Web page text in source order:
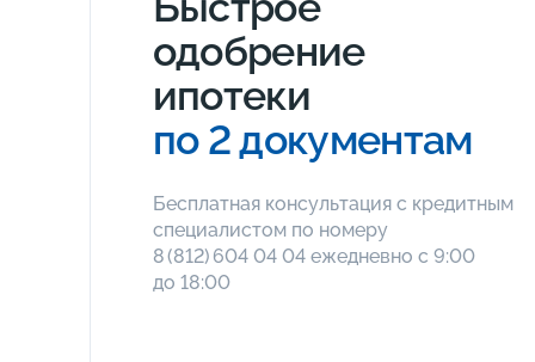
одобрение
ипотеки
по 2 документам
Бесплатная консультация с кредитным
специалистом по номеру
8 (812) 604 04 04ежедневно с 9:00
до 18:00